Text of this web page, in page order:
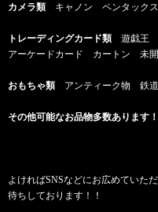
カメラ類 キャノン ペンタック
トレーディングカード類 遊戯王
アーケードカード カートン 未
おもちゃ類 アンティーク物 鉄
その他可能なお品物多数あります！
よければSNSなどにお広めていた
待ちしております！！